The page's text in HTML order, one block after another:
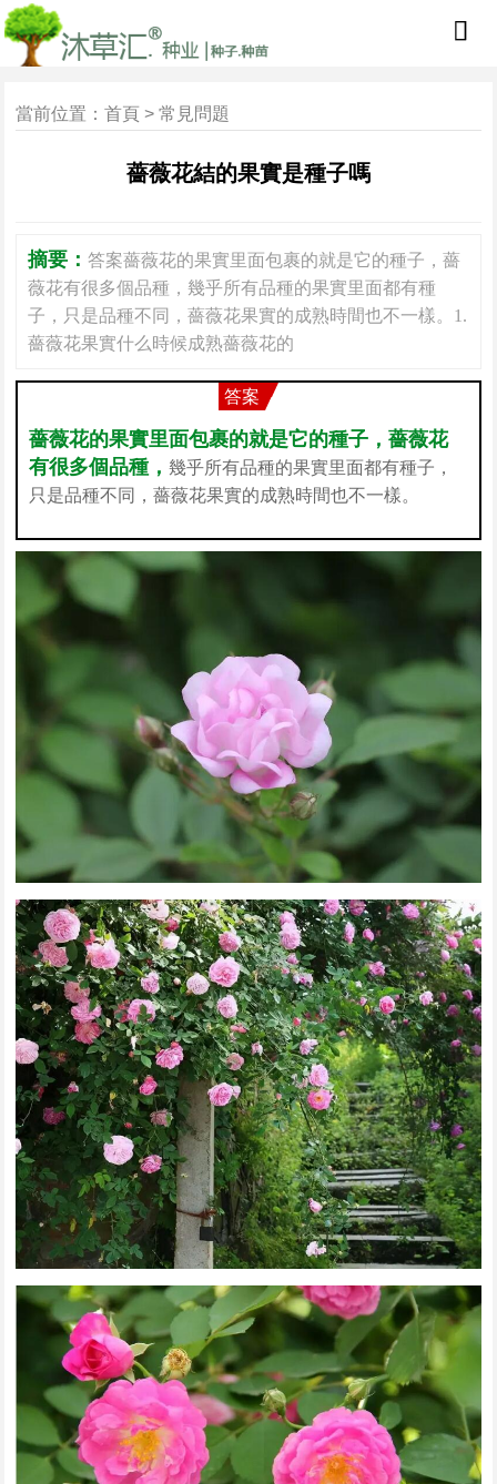
當前位置：首頁 >常見問題
薔薇花結的果實是種子嗎
摘要：答案薔薇花的果實里面包裹的就是它的種子，薔
薇花有很多個品種，幾乎所有品種的果實里面都有種
子，只是品種不同，薔薇花果實的成熟時間也不一樣。1.
薔薇花果實什么時候成熟薔薇花的
答案
薔薇花的果實里面包裹的就是它的種子，薔薇花
有很多個品種，幾乎所有品種的果實里面都有種子，
只是品種不同，薔薇花果實的成熟時間也不一樣。